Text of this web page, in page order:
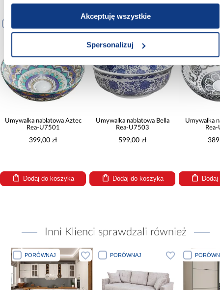
Akceptuję wszystkie
Spersonalizuj
Umywalka nablatowa Aztec
Rea-U7501
399,00 zł
Dodaj do koszyka
Umywalka nablatowa Bella
Rea-U7503
599,00 zł
Dodaj do koszyka
Umywalka
Inni Klienci sprawdzali również
PORÓWNAJ PORÓWNAJ